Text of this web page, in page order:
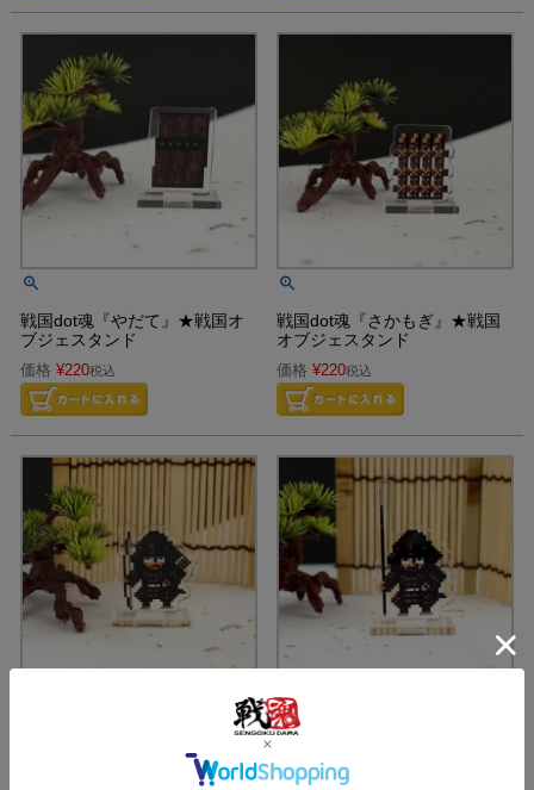
戦国dot魂『やだて』★戦国オ
ブジェスタンド
価格 ¥220税込
戦国dot魂『さかもぎ』★戦国
オブジェスタンド
価格 ¥220税込
キャラスタンド